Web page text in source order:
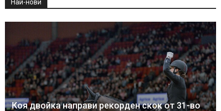
Най-нови
Коя двойка направи рекорден скок от 31-во